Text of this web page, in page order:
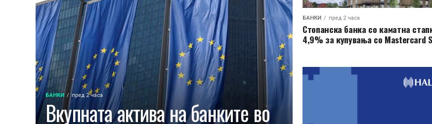
БАНКИ пред 2 часа
Вкупната актива на банките во
БАНКИ пред 2 часа
Стопанска банка со каматна
4,9% за купувања со Mastercard